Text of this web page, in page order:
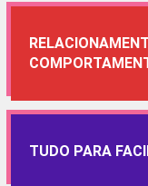
TUDO PARA